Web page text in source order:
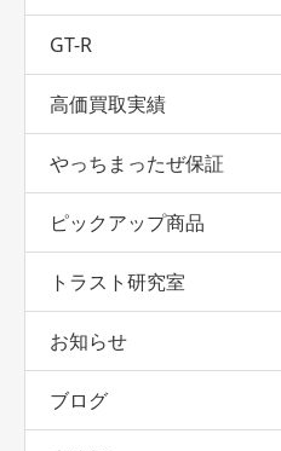
GT-R
高価買取実績
やっちまったぜ保証
ピックアップ商品
トラスト研究室
お知らせ
ブログ